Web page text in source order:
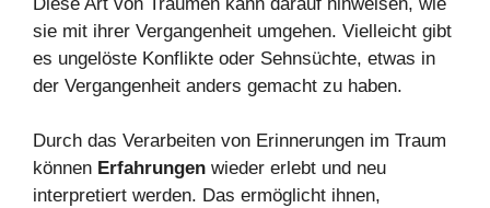
sie mit ihrer Vergangenheit umgehen. Vielleicht gibt
es ungelöste Konflikte oder Sehnsüchte, etwas in
der Vergangenheit anders gemacht zu haben.
Durch das Verarbeiten von Erinnerungen im Traum
können Erfahrungen wieder erlebt und neu
interpretiert werden. Das ermöglicht ihnen,